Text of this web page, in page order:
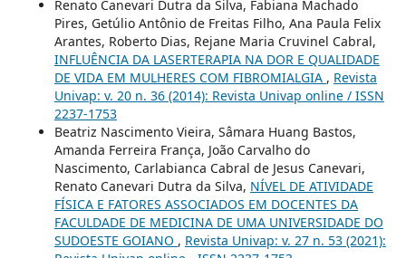
Renato Canevari Dutra da Silva, Fabiana Machado
Pires, Getúlio Antônio de Freitas Filho, Ana Paula Felix
Arantes, Roberto Dias, Rejane Maria Cruvinel Cabral,
INFLUÊNCIA DA LASERTERAPIA NA DOR E QUALIDADE
DE VIDA EM MULHERES COM FIBROMIALGIA , Revista
Univap: v. 20 n. 36 (2014): Revista Univap online / ISSN
2237-1753
Beatriz Nascimento Vieira, Sâmara Huang Bastos,
Amanda Ferreira França, João Carvalho do
Nascimento, Carlabianca Cabral de Jesus Canevari,
Renato Canevari Dutra da Silva, NÍVEL DE ATIVIDADE
FÍSICA E FATORES ASSOCIADOS EM DOCENTES DA
FACULDADE DE MEDICINA DE UMA UNIVERSIDADE DO
SUDOESTE GOIANO , Revista Univap: v. 27 n. 53 (2021):